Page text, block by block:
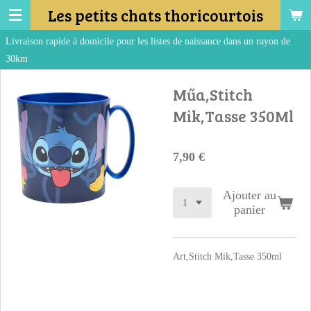
Passer
au
Les petits chats thoricourtois
pour les listes de naissance dans un rayon de
Műa,Stitch
Mik,Tasse 350Ml
7,90 €
Ajouter au
panier
Art,Stitch Mik,Tasse 350ml